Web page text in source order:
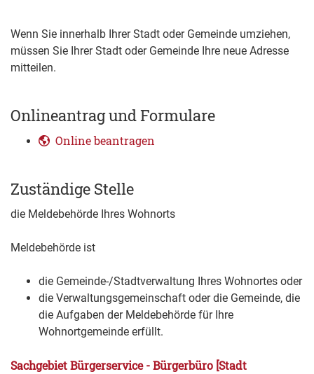
Wenn Sie innerhalb Ihrer Stadt oder Gemeinde umziehen,
müssen Sie Ihrer Stadt oder Gemeinde Ihre neue Adresse
mitteilen.
Onlineantrag und Formulare
Online beantragen
Zuständige Stelle
die Meldebehörde Ihres Wohnorts
Meldebehörde ist
die Gemeinde-/Stadtverwaltung Ihres Wohnortes oder
die Verwaltungsgemeinschaft oder die Gemeinde, die
die Aufgaben der Meldebehörde für Ihre
Wohnortgemeinde erfüllt.
Sachgebiet Bürgerservice - Bürgerbüro [Stadt